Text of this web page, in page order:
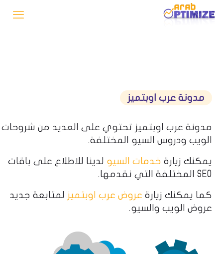
مدونة عرب اوبتميز
مدونة عرب اوبتميز تحتوي على العديد من شروحات
الويب ودروس السيو المختلفة.
يمكنك زيارة خدمات السيو لدينا للاطلاع على باقات
SEO المختلفة التي نقدمها.
كما يمكنك زيارة عروض عرب اوبتميز لمتابعة جديد
عروض الويب والسيو.